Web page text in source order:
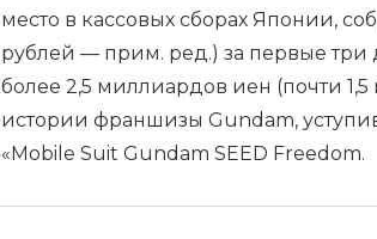
место в кассовых сборах Японии,
рублей — прим. ред.) за первые три
более 2,5 миллиардов иен (почти
истории франшизы Gundam,
«Mobile Suit Gundam SEED Freedom.